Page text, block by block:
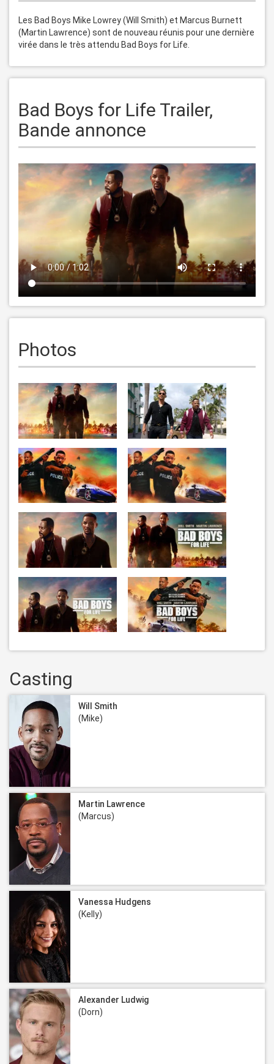
Les Bad Boys Mike Lowrey (Will Smith) et Marcus Burnett
(Martin Lawrence) sont de nouveau réunis pour une dernière
Bad Boys for Life Trailer,
Bande annonce
Photos
Casting
Will Smith
(Mike)
Martin Lawrence
(Marcus)
Vanessa Hudgens
(Kelly)
Alexander Ludwig
(Dorn)